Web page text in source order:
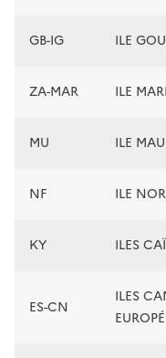
GB-IG ILE
ZA-MAR ILE
MU ILE
NF ILE
KY ILES
ES-CN
ILES